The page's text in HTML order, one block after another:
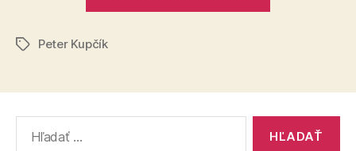
ZnačkyPeter Kupčík